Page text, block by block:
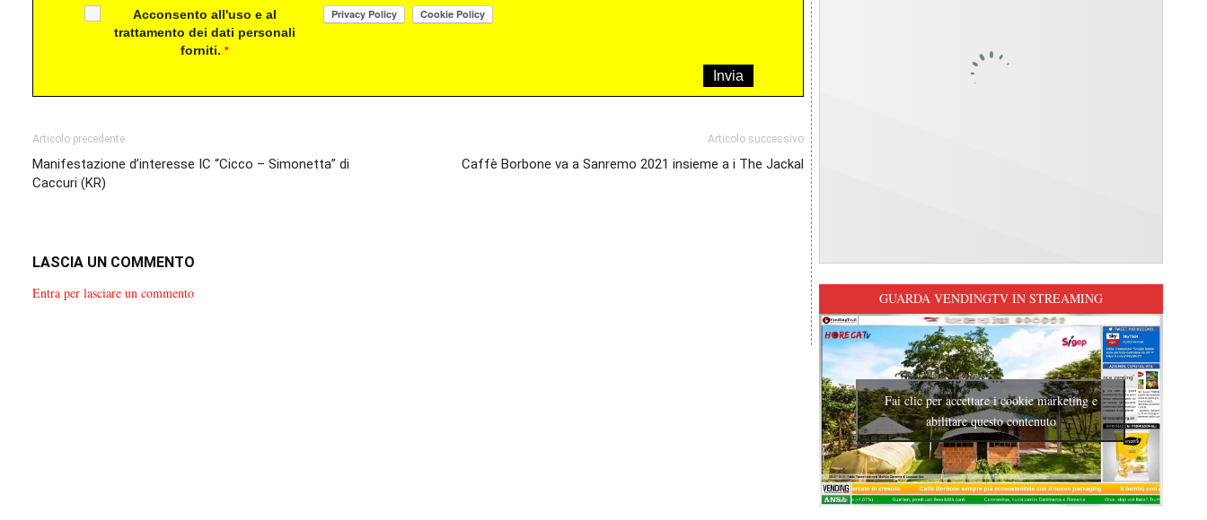
Acconsento all'uso e al
trattamento dei dati personali
forniti.*
Articolo precedente
Manifestazione d’interesse IC “Cicco – Simonetta” di
Caccuri (KR)
Articolo successivo
Caffè Borbone va a Sanremo 2021 insieme a i The Jackal
LASCIA UN COMMENTO
Entra per lasciare un commento
GUARDA VENDINGTV IN STREAMING
Fai clic per accettare i cookie marketing e
abilitare questo contenuto